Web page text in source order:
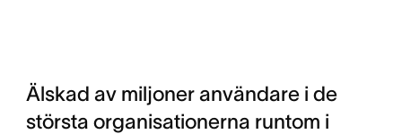
Älskad av miljoner användare i de
största organisationerna runtom i